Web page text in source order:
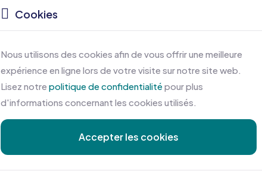
Cookies
Nous utilisons des cookies afin de vous offrir une meilleure
expérience en ligne lors de votre visite sur notre site web.
Lisez notre politique de confidentialitépour plus
d'informations concernant les cookies utilisés.
Accepter les cookies